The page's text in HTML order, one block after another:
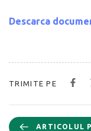
Descarca
TRIMITE PE
ARTICOLUL